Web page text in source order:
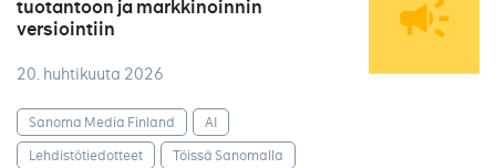
tuotantoon ja markkinoinnin
versiointiin
20. huhtikuuta 2026
Sanoma Media Finland
AI
Lehdistötiedotteet
Töissä Sanomalla